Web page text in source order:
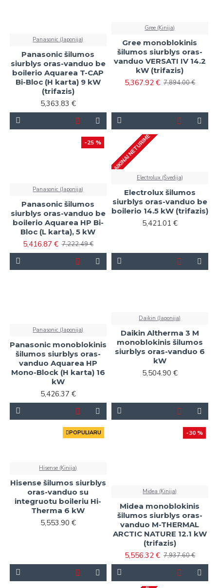
Panasonic (Japonija)
Panasonic šilumos
siurblys oras-vanduo be
boilerio Aquarea T-CAP
Bi-Bloc (H karta) 9 kW
(trifazis)
5,363.83 €
Gree (Kinija)
Gree monoblokinis
šilumos siurblys oras-
vanduo VERSATI IV 14.2
kW (trifazis)
5,367.92 € 7,894.00 €
-25 %
Panasonic (Japonija)
Panasonic šilumos
siurblys oras-vanduo be
boilerio Aquarea HP Bi-
Bloc (L karta), 5 kW
5,416.87 € 7,222.49 €
LAIKINAI NETURIME
Electrolux (Švedija)
Electrolux šilumos
siurblys oras-vanduo be
boilerio 14.5 kW (trifazis)
5,421.01 €
Panasonic (Japonija)
Panasonic monoblokinis
šilumos siurblys oras-
vanduo Aquarea HP
Mono-Block (H karta) 16
kW
5,426.37 €
Daikin (Japonija)
Daikin Altherma 3 M
monoblokinis šilumos
siurblys oras-vanduo 6
kW
5,504.90 €
POPULIARU
Hisense (Kinija)
Hisense šilumos siurblys
oras-vanduo su
integruotu boileriu Hi-
Therma 6 kW
5,553.90 €
-30 %
Midea (Kinija)
Midea monoblokinis
šilumos siurblys oras-
vanduo M-THERMAL
ARCTIC NATURE 12.1 kW
(trifazis)
5,556.32 € 7,937.60 €